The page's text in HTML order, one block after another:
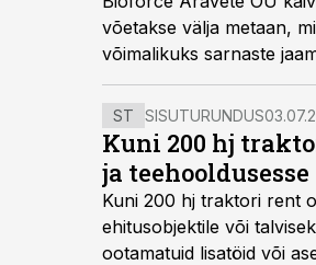
võetakse välja metaan,
võimalikuks sarnaste
biometaan
ST SISUTURUNDUS
Kuni 200 hj
ja teehooldusesse
Kuni 200 hj traktori rent
ehitusobjektile või
ootamatuid lisatöid või